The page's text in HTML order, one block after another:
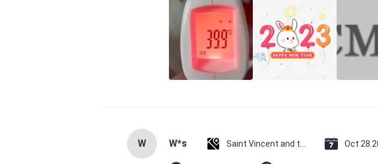
W W*s Oct